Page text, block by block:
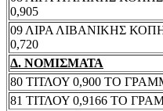
0,905
09 ΛΙΡΑ ΛΙΒΑΝΙΚΗΣ
0,720
Δ. ΝΟΜΙΣΜΑΤΑ
80 ΤΙΤΛΟΥ 0,900 ΤΟ
81 ΤΙΤΛΟΥ 0,9166 ΤΟ